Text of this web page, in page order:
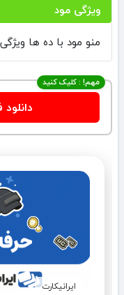
ویژگی مود
منو مود با ده ها
مهم! : کلیک کنید
ایرانیکارت